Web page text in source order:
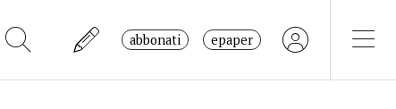
abbonati epaper